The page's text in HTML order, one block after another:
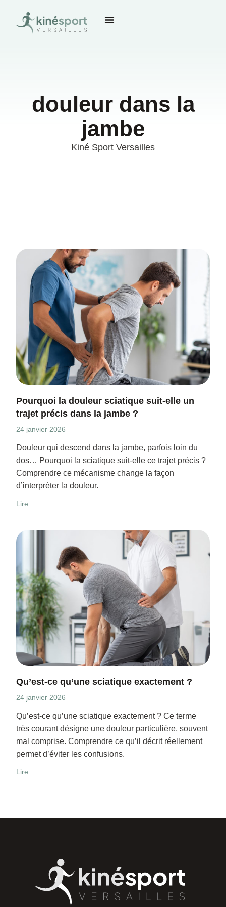
douleur dans la
jambe
Kiné Sport Versailles
Pourquoi la douleur sciatique suit-elle un
trajet précis dans la jambe ?
24 janvier 2026
Douleur qui descend dans la jambe, parfois loin du
dos… Pourquoi la sciatique suit-elle ce trajet précis ?
Comprendre ce mécanisme change la façon
d’interpréter la douleur.
Lire...
Qu’est-ce qu’une sciatique exactement ?
24 janvier 2026
Qu’est-ce qu’une sciatique exactement ? Ce terme
très courant désigne une douleur particulière, souvent
mal comprise. Comprendre ce qu’il décrit réellement
permet d’éviter les confusions.
Lire...